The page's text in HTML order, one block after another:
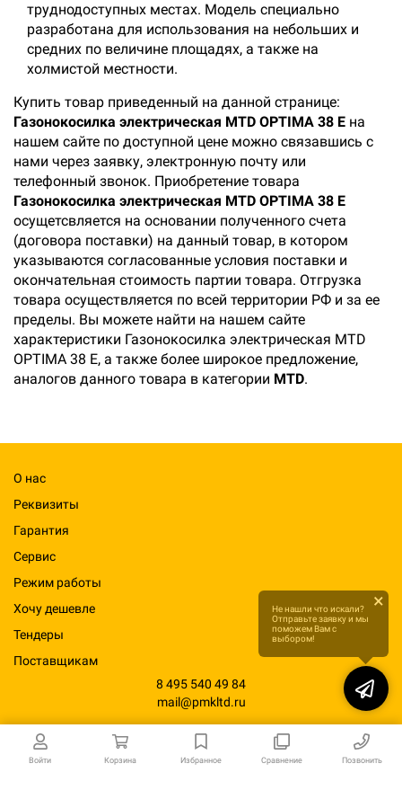
Войти Корзина Избранное Сравнение Позвонить
труднодоступных местах. Модель специально
разработана для использования на небольших и
средних по величине площадях, а также на
холмистой местности.
Купить товар приведенный на данной странице:
Газонокосилка электрическая MTD OPTIMA 38 E на
нашем сайте по доступной цене можно связавшись с
нами через заявку, электронную почту или
телефонный звонок. Приобретение товара
Газонокосилка электрическая MTD OPTIMA 38 E
осущетсвляется на основании полученного счета
(договора поставки) на данный товар, в котором
указываются согласованные условия поставки и
окончательная стоимость партии товара. Отгрузка
товара осуществляется по всей территории РФ и за ее
пределы. Вы можете найти на нашем сайте
характеристики Газонокосилка электрическая MTD
OPTIMA 38 E, а также более широкое предложение,
аналогов данного товара в категории MTD.
О нас
Реквизиты
Гарантия
Сервис
Режим работы
Хочу дешевле
Тендеры
Поставщикам
8 495 540 49 84
mail@pmkltd.ru
Не нашли что искали?
Отправьте заявку и мы
поможем Вам с
выбором!
×